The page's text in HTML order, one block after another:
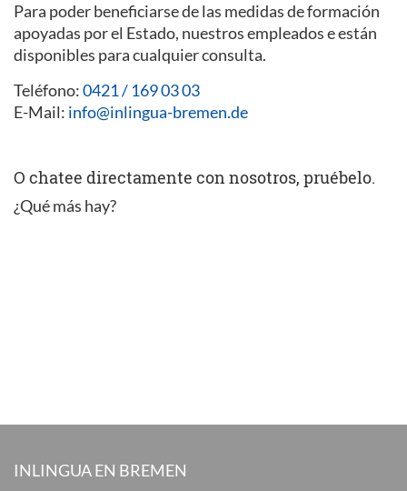
Para poder beneficiarse de las medidas de formación
apoyadas por el Estado, nuestros empleados e están
disponibles para cualquier consulta.
Teléfono:0421 / 169 03 03
E-Mail: info@inlingua-bremen.de
O chatee directamente con nosotros, pruébelo.
¿Qué más hay?
INLINGUA EN BREMEN